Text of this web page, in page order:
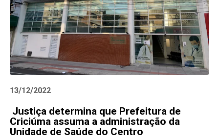
13/12/2022
Justiça determina que Prefeitura de
Criciúma assuma a administração da
Unidade de Saúde do Centro